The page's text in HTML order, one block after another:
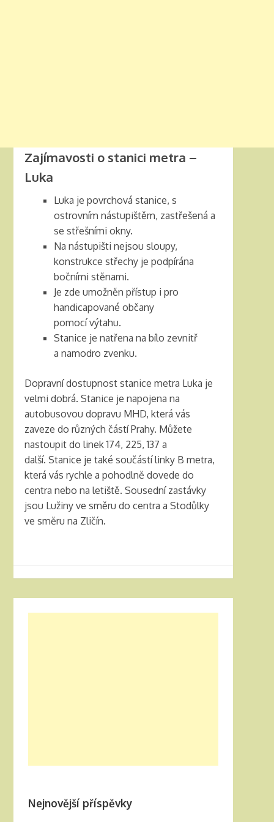
Zajímavosti o stanici metra –
Luka
Luka je povrchová stanice, s
ostrovním nástupištěm, zastřešená a
se střešními okny.
Na nástupišti nejsou sloupy,
konstrukce střechy je podpírána
bočními stěnami.
Je zde umožněn přístup i pro
handicapované občany
pomocí výtahu.
Stanice je natřena na bílo zevnitř
a namodro zvenku.
Dopravní dostupnost stanice metra Luka je
velmi dobrá. Stanice je napojena na
autobusovou dopravu MHD, která vás
zaveze do různých částí Prahy. Můžete
nastoupit do linek 174, 225, 137 a
další. Stanice je také součástí linky B metra,
která vás rychle a pohodlně dovede do
centra nebo na letiště. Sousední zastávky
jsou Lužiny ve směru do centra a Stodůlky
ve směru na Zličín.
Nejnovější příspěvky